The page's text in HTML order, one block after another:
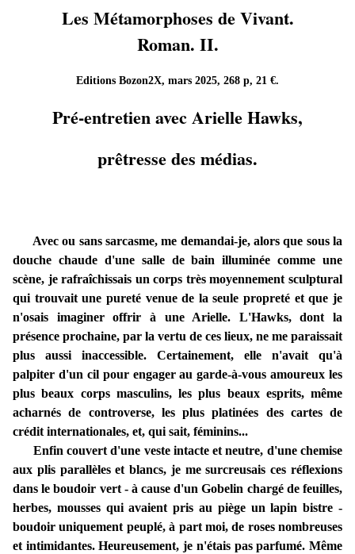
Les Métamorphoses de Vivant.
Roman. II.
Editions Bozon2X, mars 2025, 268 p, 21 €.
Pré-entretien avec Arielle Hawks,
prêtresse des médias.
Avec ou sans sarcasme, me demandai-je, alors que sous la
douche chaude d'une salle de bain illuminée comme une
scène, je rafraîchissais un corps très moyennement sculptural
qui trouvait une pureté venue de la seule propreté et que je
n'osais imaginer offrir à une Arielle. L'Hawks, dont la
présence prochaine, par la vertu de ces lieux, ne me paraissait
plus aussi inaccessible. Certainement, elle n'avait qu'à
palpiter d'un cil pour engager au garde-à-vous amoureux les
plus beaux corps masculins, les plus beaux esprits, même
acharnés de controverse, les plus platinées des cartes de
crédit internationales, et, qui sait, féminins...
Enfin couvert d'une veste intacte et neutre, d'une chemise
aux plis parallèles et blancs, je me surcreusais ces réflexions
dans le boudoir vert - à cause d'un Gobelin chargé de feuilles,
herbes, mousses qui avaient pris au piège un lapin bistre -
boudoir uniquement peuplé, à part moi, de roses nombreuses
et intimidantes. Heureusement, je n'étais pas parfumé. Même